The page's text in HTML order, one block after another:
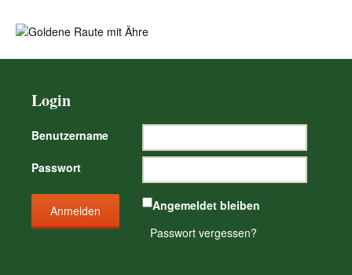
Login
Benutzername
Passwort
Angemeldet bleiben
Passwort vergessen?